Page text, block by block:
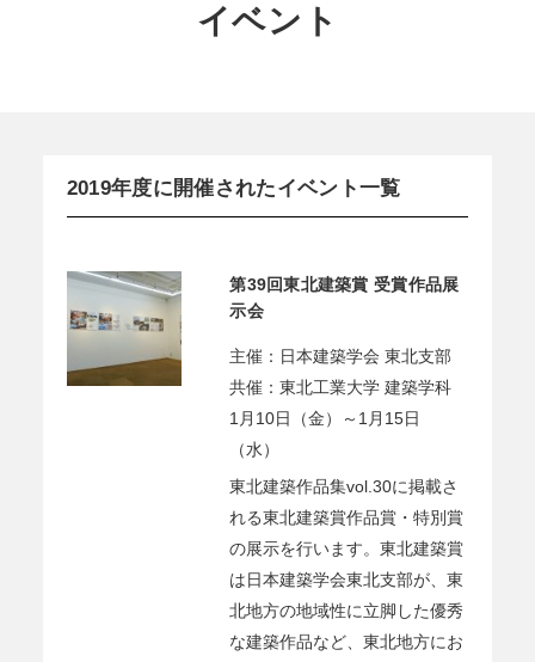
イベント
2019年度に開催されたイベント一覧
第39回東北建築賞 受賞作品展
示会
主催：日本建築学会 東北支部
共催：東北工業大学 建築学科
1月10日（金）～1月15日
（水）
東北建築作品集vol.30に掲載さ
れる東北建築賞作品賞・特別賞
の展示を行います。東北建築賞
は日本建築学会東北支部が、東
北地方の地域性に立脚した優秀
な建築作品など、東北地方にお